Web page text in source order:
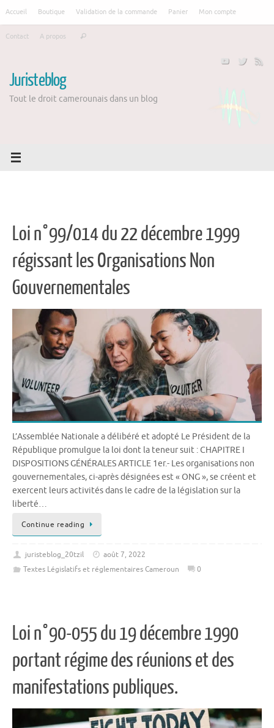
contenu
Accueil Boutique Validation de la commande Panier Mon compte
Contact A propos Rechercher
Juristeblog
Tout le droit camerounais dans un blog
Loi n°99/014 du 22 décembre 1999
régissant les Organisations Non
Gouvernementales
L’Assemblée Nationale a délibéré et adopté Le Président de la
République promulgue la loi dont la teneur suit : CHAPITRE I
DISPOSITIONS GÉNÉRALES ARTICLE 1er.- Les organisations non
gouvernementales, ci-après désignées est « ONG », se créent et
exercent leurs activités dans le cadre de la législation sur la
liberté…
Continue reading
juristeblog_20tzil
août 7, 2022
Textes Législatifs et réglementaires Cameroun
0
Loi n°90-055 du 19 décembre 1990
portant régime des réunions et des
manifestations publiques.